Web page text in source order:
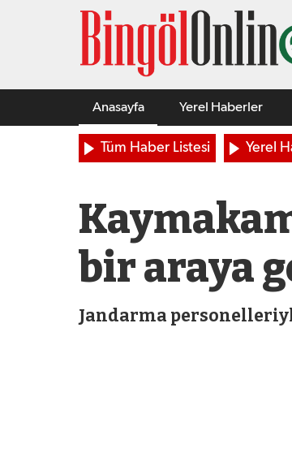
Anasayfa Yerel Haberler
Tüm Haber Listesi Yerel
bir araya
Jandarma